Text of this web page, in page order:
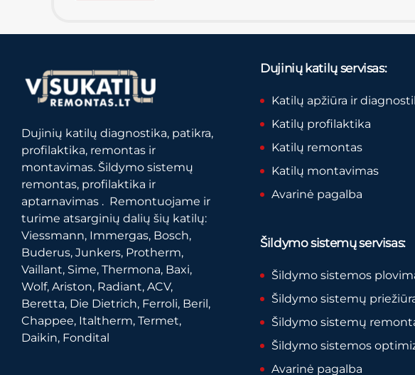
Dujinių katilų diagnostika, patikra,
profilaktika, remontas ir
montavimas. Šildymo sistemų
remontas, profilaktika ir
aptarnavimas . Remontuojame ir
turime atsarginių dalių šių katilų:
Viessmann, Immergas, Bosch,
Buderus, Junkers, Protherm,
Vaillant, Sime, Thermona, Baxi,
Wolf, Ariston, Radiant, ACV,
Beretta, Die Dietrich, Ferroli, Beril,
Chappee, Italtherm, Termet,
Daikin, Fondital
Dujinių katilų servisas:
Katilų apžiūra ir
Katilų profilaktika
Katilų remontas
Katilų montavimas
Avarinė pagalba
Šildymo sistemų servisas:
Šildymo sistemos
Šildymo sistemų
Šildymo sistemų
Šildymo sistemos
Avarinė pagalba